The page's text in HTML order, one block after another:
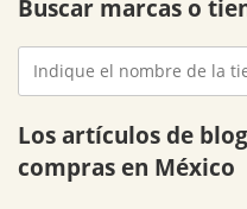
Buscar marcas o
Los artículos de
compras en México